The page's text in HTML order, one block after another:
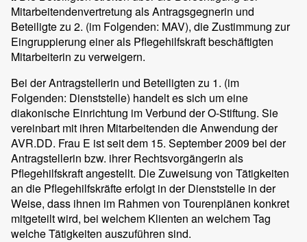
Mitarbeitendenvertretung als Antragsgegnerin und
Beteiligte zu 2. (im Folgenden: MAV), die Zustimmung zur
Eingruppierung einer als Pflegehilfskraft beschäftigten
Mitarbeiterin zu verweigern.
Bei der Antragstellerin und Beteiligten zu 1. (im
Folgenden: Dienststelle) handelt es sich um eine
diakonische Einrichtung im Verbund der O-Stiftung. Sie
vereinbart mit ihren Mitarbeitenden die Anwendung der
AVR.DD. Frau E ist seit dem 15. September 2009 bei der
Antragstellerin bzw. ihrer Rechtsvorgängerin als
Pflegehilfskraft angestellt. Die Zuweisung von Tätigkeiten
an die Pflegehilfskräfte erfolgt in der Dienststelle in der
Weise, dass ihnen im Rahmen von Tourenplänen konkret
mitgeteilt wird, bei welchem Klienten an welchem Tag
welche Tätigkeiten auszuführen sind.